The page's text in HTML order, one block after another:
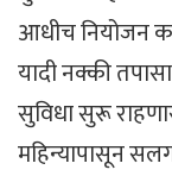
आधीच नियोजन
यादी नक्की
सुविधा सुरू
महिन्यापासून